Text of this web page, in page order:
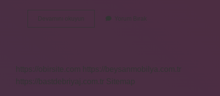
Devamını okuyun
Grupları
Yorum Bırak
https://obirsite.com
https://beysanmobilya.com.tr
https://bastdebriyaj.com.tr Sitemap